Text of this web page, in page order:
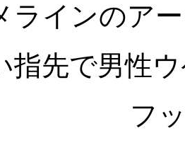
ラインのア
指先で男性
フ